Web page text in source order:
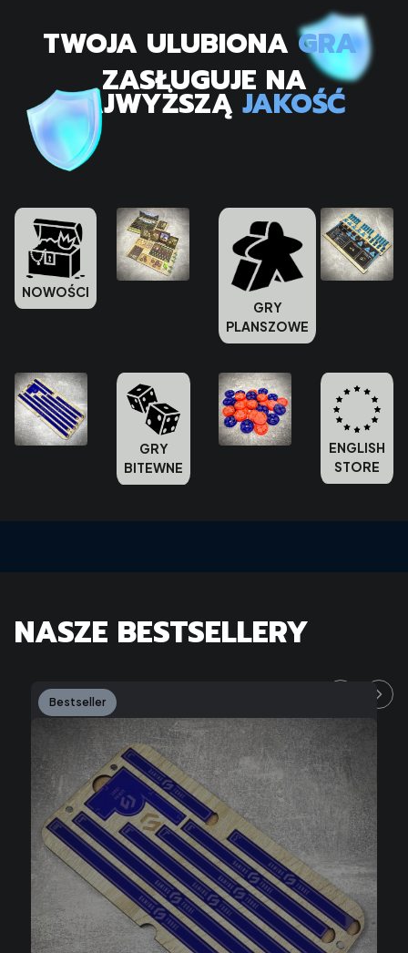
TWOJA ULUBIONAGRA
ZASŁUGUJE NA
NAJWYŻSZĄ JAKOŚĆ
NOWOŚCI
GRY
PLANSZOWE
GRY
BITEWNE
ENGLISH
STORE
NASZE BESTSELLERY
Bestseller